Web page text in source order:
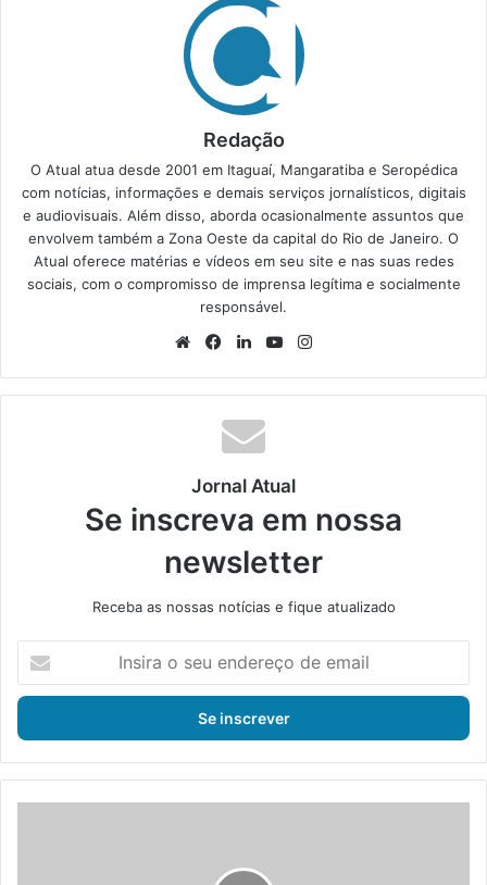
Redação
O Atual atua desde 2001 em Itaguaí, Mangaratiba e Seropédica
com notícias, informações e demais serviços jornalísticos, digitais
e audiovisuais. Além disso, aborda ocasionalmente assuntos que
envolvem também a Zona Oeste da capital do Rio de Janeiro. O
Atual oferece matérias e vídeos em seu site e nas suas redes
sociais, com o compromisso de imprensa legítima e socialmente
responsável.
We
te
Fa
bo
ok
Lin
din
Yo
ub
ra
Jornal Atual
Se inscreva em nossa
newsletter
Receba as nossas notícias e fique atualizado
s
r
a